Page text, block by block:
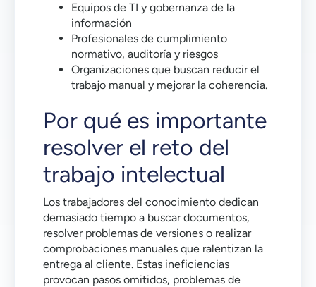
Equipos de TI y gobernanza de la
información
Profesionales de cumplimiento
normativo, auditoría y riesgos
Organizaciones que buscan reducir el
trabajo manual y mejorar la coherencia.
Por qué es importante
resolver el reto del
trabajo intelectual
Los trabajadores del conocimiento dedican
demasiado tiempo a buscar documentos,
resolver problemas de versiones o realizar
comprobaciones manuales que ralentizan la
entrega al cliente. Estas ineficiencias
provocan pasos omitidos, problemas de